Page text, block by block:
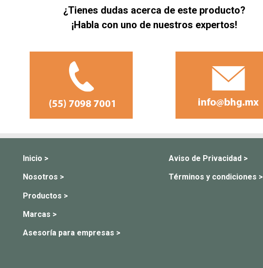
¿Tienes dudas acerca de este producto?
¡Habla con uno de nuestros expertos!
Inicio >
Nosotros >
Productos >
Marcas >
Asesoría para empresas >
Aviso de Privacidad >
Términos y condiciones >